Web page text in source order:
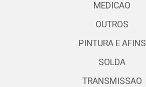
MEDICAO
OUTROS
PINTURA E AFINS
SOLDA
TRANSMISSAO